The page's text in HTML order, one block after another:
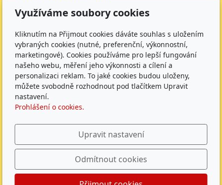
612 00 Brno
IČ: 62157116
Nejsme plátci DPH
Čísla účtů
Škola: 27225621/0100
Jídelna: 1027831896/0100
Sledujte nás
ZŠ Herčíkova 2026 |GDPR Whistleblowing Povinně
Využíváme soubory cookies
Kliknutím na Přijmout cookies dáváte souhlas s uložením
vybraných cookies (nutné, preferenční, výkonnostní,
marketingové). Cookies používáme pro lepší fungování
našeho webu, měření jeho výkonnosti a cílení a
personalizaci reklam. To jaké cookies budou uloženy,
můžete svobodně rozhodnout pod tlačítkem Upravit
nastavení.
Prohlášení o cookies.
Upravit nastavení
Odmítnout cookies